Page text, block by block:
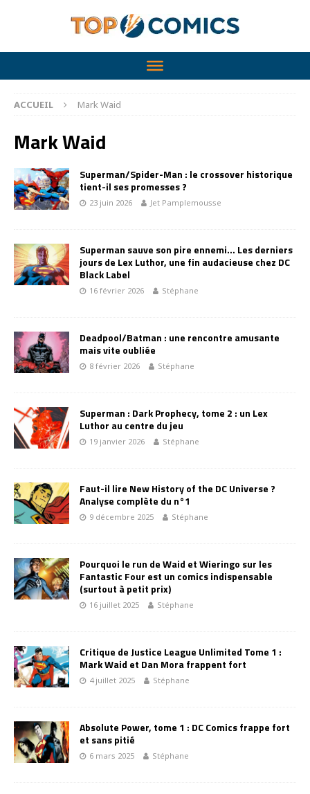
ACCUEIL Mark Waid
Mark Waid
Superman/Spider-Man : le crossover historique
tient-il ses promesses ?
23 juin 2026 Jet Pamplemousse
Superman sauve son pire ennemi… Les derniers
jours de Lex Luthor, une fin audacieuse chez DC
Black Label
16 février 2026 Stéphane
Deadpool/Batman : une rencontre amusante
mais vite oubliée
8 février 2026 Stéphane
Superman : Dark Prophecy, tome 2 : un Lex
Luthor au centre du jeu
19 janvier 2026 Stéphane
Faut-il lire New History of the DC Universe ?
Analyse complète du n°1
9 décembre 2025 Stéphane
Pourquoi le run de Waid et Wieringo sur les
Fantastic Four est un comics indispensable
(surtout à petit prix)
16 juillet 2025 Stéphane
Critique de Justice League Unlimited Tome 1 :
Mark Waid et Dan Mora frappent fort
4 juillet 2025 Stéphane
Absolute Power, tome 1 : DC Comics frappe fort
et sans pitié
6 mars 2025 Stéphane